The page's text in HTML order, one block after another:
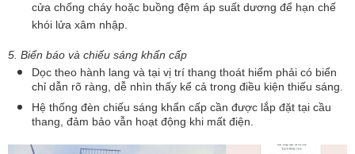
cửa chống cháy hoặc buồng đệm áp suất dương để hạn chế
khói lửa xâm nhập.
5. Biển báo và chiếu sáng khẩn cấp
Dọc theo hành lang và tại vị trí thang thoát hiểm phải có biển
chỉ dẫn rõ ràng, dễ nhìn thấy kể cả trong điều kiện thiếu sáng.
Hệ thống đèn chiếu sáng khẩn cấp cần được lắp đặt tại cầu
thang, đảm bảo vẫn hoạt động khi mất điện.